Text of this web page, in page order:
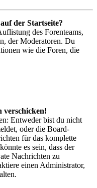
der Startseite?
des Forenteams,
der Moderatoren. Du
wie die Foren, die
verschicken!
Entweder bist du nicht
oder die Board-
für das komplette
es sein, dass der
Nachrichten zu
einen Administrator,